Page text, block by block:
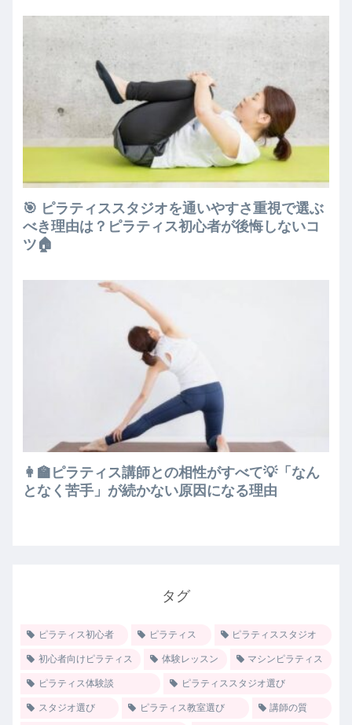
🎯 ピラティススタジオを通いやすさ重視で選ぶ
べき理由は？ピラティス初心者が後悔しないコ
ツ🏠
👩‍🏫ピラティス講師との相性がすべて💡「なん
となく苦手」が続かない原因になる理由
タグ
ピラティス初心者 ピラティス ピラティススタジオ
初心者向けピラティス 体験レッスン マシンピラティス
ピラティス体験談 ピラティススタジオ選び
スタジオ選び ピラティス教室選び 講師の質